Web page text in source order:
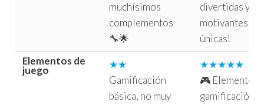
muchísimos
complementos
🔧🌟
divertidas y
motivantes
únicas!
Elementos de
juego
★★
Gamificación
básica, no muy
★★★★★
🎮 Elementos
gamificación